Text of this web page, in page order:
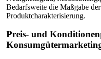
Bedarfsweite die Maßgabe
Produktcharakterisierung.
Preis- und